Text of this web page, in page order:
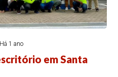
Há 1 ano
em Santa